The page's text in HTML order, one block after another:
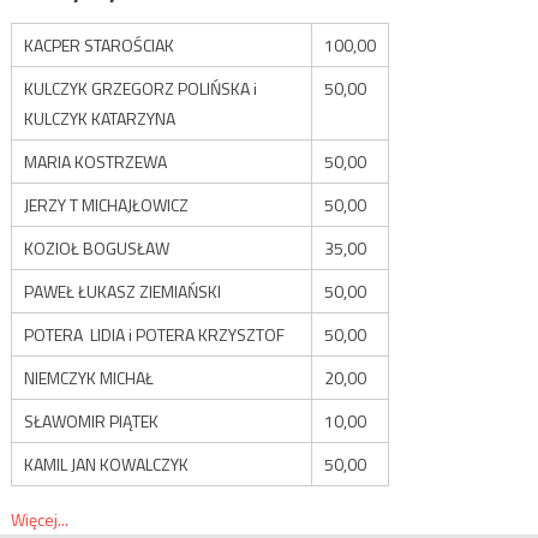
KACPER STAROŚCIAK
100,00
KULCZYK GRZEGORZ POLIŃSKA i
KULCZYK KATARZYNA
50,00
MARIA KOSTRZEWA
50,00
JERZY T MICHAJŁOWICZ
50,00
KOZIOŁ BOGUSŁAW
35,00
PAWEŁ ŁUKASZ ZIEMIAŃSKI
50,00
POTERA LIDIA i POTERA KRZYSZTOF
50,00
NIEMCZYK MICHAŁ
20,00
SŁAWOMIR PIĄTEK
10,00
KAMIL JAN KOWALCZYK
50,00
Więcej...